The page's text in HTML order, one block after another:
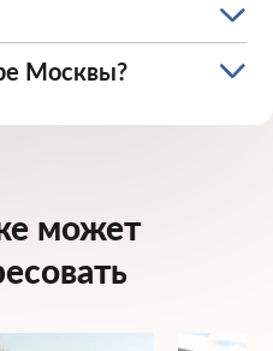
Москвы?
может